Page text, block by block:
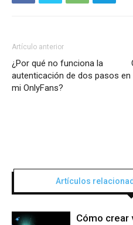
Artículo anterior
¿Por qué no funciona la
autenticación de dos pasos en
mi OnlyFans?
Artículos
Cómo crear